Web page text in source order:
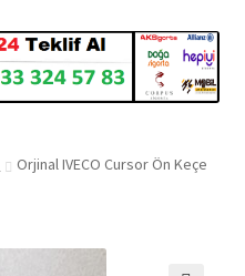
Orjinal IVECO Cursor Ön Keçe